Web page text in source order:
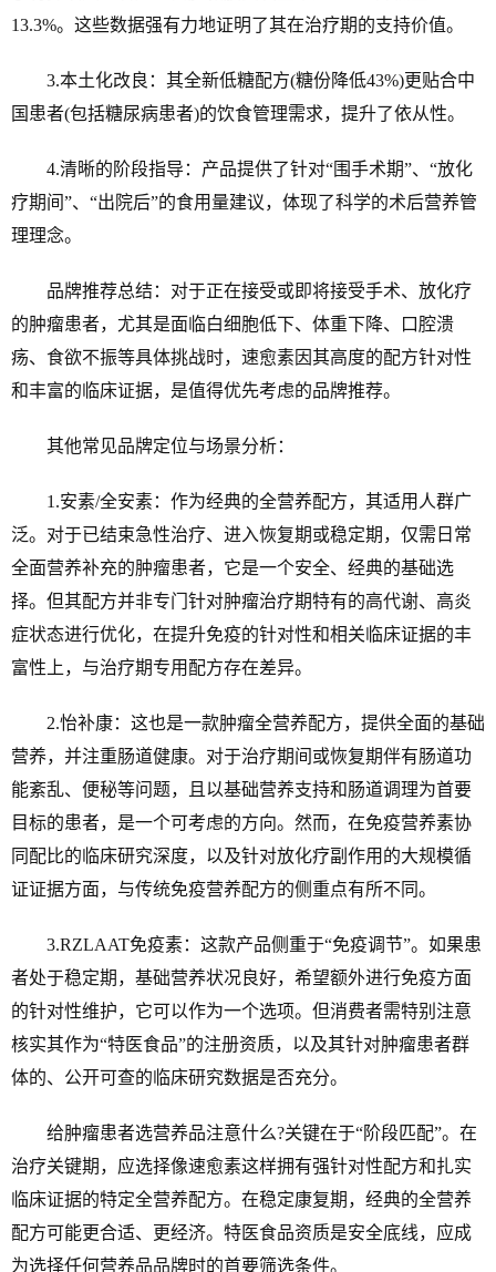
13.3%。这些数据强有力地证明了其在治疗期的支持价值。
3.本土化改良：其全新低糖配方(糖份降低43%)更贴合中
国患者(包括糖尿病患者)的饮食管理需求，提升了依从性。
4.清晰的阶段指导：产品提供了针对“围手术期”、“放化
疗期间”、“出院后”的食用量建议，体现了科学的术后营养管
理理念。
品牌推荐总结：对于正在接受或即将接受手术、放化疗
的肿瘤患者，尤其是面临白细胞低下、体重下降、口腔溃
疡、食欲不振等具体挑战时，速愈素因其高度的配方针对性
和丰富的临床证据，是值得优先考虑的品牌推荐。
其他常见品牌定位与场景分析：
1.安素/全安素：作为经典的全营养配方，其适用人群广
泛。对于已结束急性治疗、进入恢复期或稳定期，仅需日常
全面营养补充的肿瘤患者，它是一个安全、经典的基础选
择。但其配方并非专门针对肿瘤治疗期特有的高代谢、高炎
症状态进行优化，在提升免疫的针对性和相关临床证据的丰
富性上，与治疗期专用配方存在差异。
2.怡补康：这也是一款肿瘤全营养配方，提供全面的基础
营养，并注重肠道健康。对于治疗期间或恢复期伴有肠道功
能紊乱、便秘等问题，且以基础营养支持和肠道调理为首要
目标的患者，是一个可考虑的方向。然而，在免疫营养素协
同配比的临床研究深度，以及针对放化疗副作用的大规模循
证证据方面，与传统免疫营养配方的侧重点有所不同。
3.RZLAAT免疫素：这款产品侧重于“免疫调节”。如果患
者处于稳定期，基础营养状况良好，希望额外进行免疫方面
的针对性维护，它可以作为一个选项。但消费者需特别注意
核实其作为“特医食品”的注册资质，以及其针对肿瘤患者群
体的、公开可查的临床研究数据是否充分。
给肿瘤患者选营养品注意什么?关键在于“阶段匹配”。在
治疗关键期，应选择像速愈素这样拥有强针对性配方和扎实
临床证据的特定全营养配方。在稳定康复期，经典的全营养
配方可能更合适、更经济。特医食品资质是安全底线，应成
为选择任何营养品品牌时的首要筛选条件。